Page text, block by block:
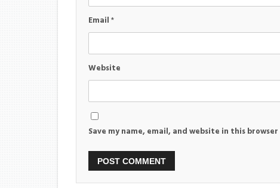
Email*
Website
Save my name, email, and website in this